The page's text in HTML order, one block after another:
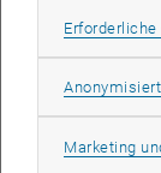
Erforderliche
Marketing